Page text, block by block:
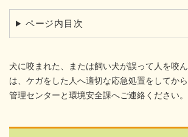
ページ内目次
犬に咬まれた、または飼い犬が誤って人を咬
は、ケガをした人へ適切な応急処置をしてか
管理センターと環境安全課へご連絡ください。